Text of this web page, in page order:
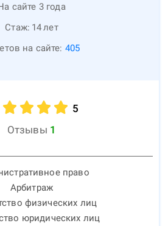
сайте 3 года
Стаж: 14лет
на сайте: 405
5
Отзывы 1
право
Арбитраж
физических лиц
юридических лиц